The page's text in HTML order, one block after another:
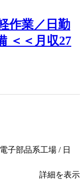
作業／日勤
＜＜月収27
子部品系工場 / 日
詳細を表示